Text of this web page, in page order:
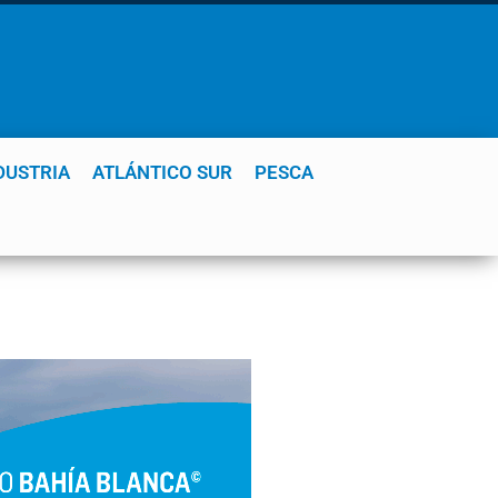
ATLÁNTICO SUR PESCA